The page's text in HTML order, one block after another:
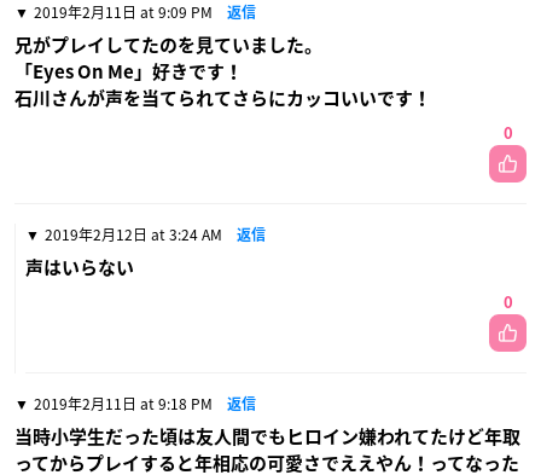
2019年2月11日 at 9:09 PM 返信
兄がプレイしてたのを見ていました。
「Eyes On Me」好きです！
石川さんが声を当てられてさらにカッコいいです！
0
2019年2月12日 at 3:24 AM 返信
声はいらない
0
2019年2月11日 at 9:18 PM 返信
当時小学生だった頃は友人間でもヒロイン嫌われてたけど年取
ってからプレイすると年相応の可愛さでええやん！ってなった